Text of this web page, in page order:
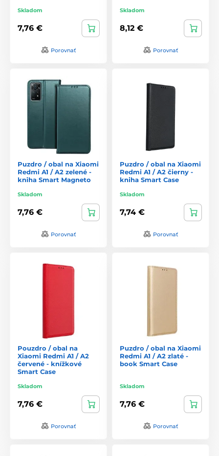
Skladom
7,76 €
Porovnať
Skladom
8,12 €
Porovnať
Puzdro / obal na Xiaomi
Redmi A1 / A2 zelené -
kniha Smart Magneto
Skladom
7,76 €
Porovnať
Puzdro / obal na Xiaomi
Redmi A1 / A2 čierny -
kniha Smart Case
Skladom
7,74 €
Porovnať
Pouzdro / obal na
Xiaomi Redmi A1 / A2
červené - knížkové
Smart Case
Skladom
7,76 €
Porovnať
Puzdro / obal na Xiaomi
Redmi A1 / A2 zlaté -
book Smart Case
Skladom
7,76 €
Porovnať